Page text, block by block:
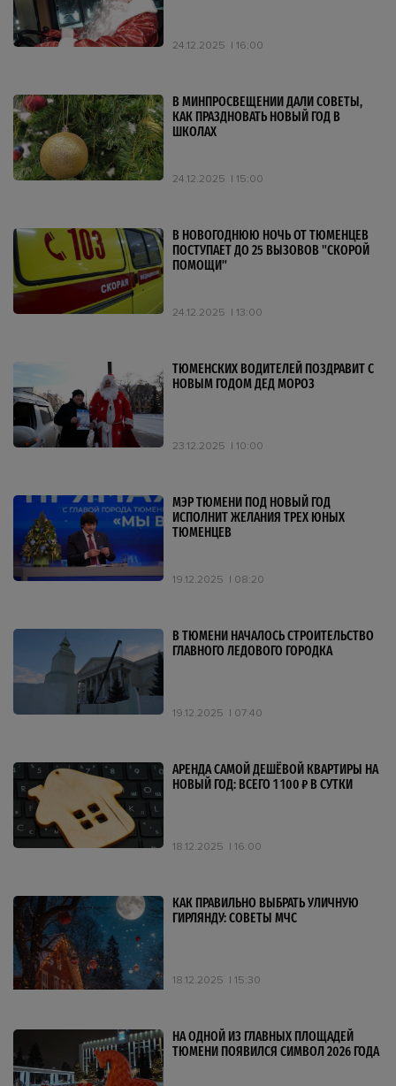
24.12.2025 16:00
В МИНПРОСВЕЩЕНИИ ДАЛИ СОВЕТЫ,
КАК ПРАЗДНОВАТЬ НОВЫЙ ГОД В
ШКОЛАХ
24.12.2025 15:00
В НОВОГОДНЮЮ НОЧЬ ОТ ТЮМЕНЦЕВ
ПОСТУПАЕТ ДО 25 ВЫЗОВОВ "СКОРОЙ
ПОМОЩИ"
24.12.2025 13:00
ТЮМЕНСКИХ ВОДИТЕЛЕЙ ПОЗДРАВИТ С
НОВЫМ ГОДОМ ДЕД МОРОЗ
23.12.2025 10:00
МЭР ТЮМЕНИ ПОД НОВЫЙ ГОД
ИСПОЛНИТ ЖЕЛАНИЯ ТРЕХ ЮНЫХ
ТЮМЕНЦЕВ
19.12.2025 08:20
В ТЮМЕНИ НАЧАЛОСЬ СТРОИТЕЛЬСТВО
ГЛАВНОГО ЛЕДОВОГО ГОРОДКА
19.12.2025 07:40
АРЕНДА САМОЙ ДЕШЁВОЙ КВАРТИРЫ НА
НОВЫЙ ГОД: ВСЕГО 1 100 ₽ В СУТКИ
18.12.2025 16:00
КАК ПРАВИЛЬНО ВЫБРАТЬ УЛИЧНУЮ
ГИРЛЯНДУ: СОВЕТЫ МЧС
18.12.2025 15:30
НА ОДНОЙ ИЗ ГЛАВНЫХ ПЛОЩАДЕЙ
ТЮМЕНИ ПОЯВИЛСЯ СИМВОЛ 2026 ГОДА